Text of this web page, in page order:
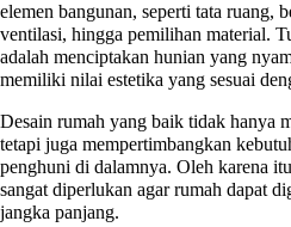
elemen bangunan, seperti tata ruang,
ventilasi, hingga pemilihan material.
adalah menciptakan hunian yang
memiliki nilai estetika yang sesuai
Desain rumah yang baik tidak hanya
tetapi juga mempertimbangkan
penghuni di dalamnya. Oleh karena
sangat diperlukan agar rumah dapat
jangka panjang.